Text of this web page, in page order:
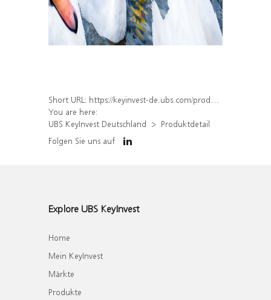
Short URL: https://keyinvest-de.ubs.com/produkt/detail/index/isin/DE000WA4PGT8
You are here:
UBS KeyInvest Deutschland
Produktdetail
Folgen Sie uns auf
Explore UBS KeyInvest
Home
Mein KeyInvest
Märkte
Produkte